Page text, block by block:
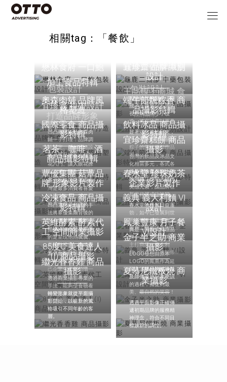
相關tag：「餐飲」
懋林食府 一口鮑
包裝設計
龜鹿二仙膠 中藥
包裝設計
加工食品特輯
王品線上商城 食
品攝影
宜珍齋 視覺設計
打造品牌形象
宜珍齋 品牌識別
設計
因應時代的變化，歸
國子女決定以不同的
視野為品牌小小改
造，將宜珍齋以更具
年輕、時尚氣息的方
式重新包裝。
奧森肉舖 品牌風
格塑造
凹凸團隊協助奧森肉
鋪一手打理：品牌調
性設定、攝影風格設
定、商品攝影、包裝
設計、文案攥寫以及
網頁視覺。
端午節飄粽香 商
品攝影特輯
趁著端午節的到來，
凹凸就來分享有關於
粽子的美味攝影作品
吧！
國際零食 商品攝
影特輯
世界上的零食種類五
花八門、讓人眼花撩
亂，要怎麼在這個零
食市場一出現就抓著
別人的目光呢？
飲料冰品 商品攝
影特輯
台灣的飲品及冰品文
化相當多元，各式各
樣的手搖飲、剉冰、
冰淇淋店等，可以說
是台灣其中一大特
色。
茗茶、咖啡、酒
商品攝影特輯
茶、咖啡以及酒在台
灣是最多消費者喜愛
的三大飲品，為了在
這圈子裡脫穎而出，
引人注意的視覺是絕
對不可少的因素！
宜珍齋糕餅 商品
攝影
維持宜珍齋傳統之美
的同時，也帶入現代
美感元素，讓品牌在
新世代裡成功蛻變。
蕈優集團 菇蕈品
牌 形象影片製作
凹凸運用紀錄式的手
法將蕈優集團背後的
努力、規模和成就一
一細說，完整呈現其
品牌價值與特色。
春水堂 珍珠奶茶
企業影片製作
春水堂的發展日益蓬
勃，如今已發展到世
界各地，為讓更多人
能夠了解春水堂的堅
持，因而拍攝了一部
形象影片。
冷凍食品 商品攝
影特輯
拍攝冷凍食品最重要
的是呈現他熱騰騰、
美味的樣子，讓消費
者在看到時能夠產生
投射，想像自己買回
這樣商品之後享用它
的樣子。
義典 義大利麵 VI
設計
典是一間義式料理品
牌，為了展現品牌的
主打商品－義大利
麵，因此凹凸將麵條
的特色融入VI當中，
把其圓潤、滑順、Q彈
的特色顯現出來。
英維酵素 酵素代
工 空間商業攝影
為了能夠吸引客戶，
英維酵素決定針對自
己企業生產部拍攝一
系列的環境形象照，
藉由環境與產線的形
象加深客戶的信任。
鳳巢豐康 月子餐
VI設計
LOGO發想由原本
LOGO的鳳凰作為延
伸，以簡約的筆畫勾
勒線條，頭上的皇冠
不僅象徵品牌的高端
品質。
85度C 美食達人
(I) 商品攝影
透過商業攝影專業的
手法，能夠使食物看
起來比平常更加耀眼
可口，同時提升整體
質感，為商品附加上
更多額外的價值。
金子半之助 商業
攝影
深入了解品牌精神以
及師傅遠赴日本受訓
的過程，捕捉到最
美、最自然的笑容！
繼光香香雞 商品
攝影
轉變形象就從平面攝
影開始，以嶄新的風
格吸引不同年齡的客
層。
夏慕尼鐵板燒 商
業攝影
透過平面影像正確傳
遞初期品牌的服務精
神理念，符合不同目
標族群的調性。